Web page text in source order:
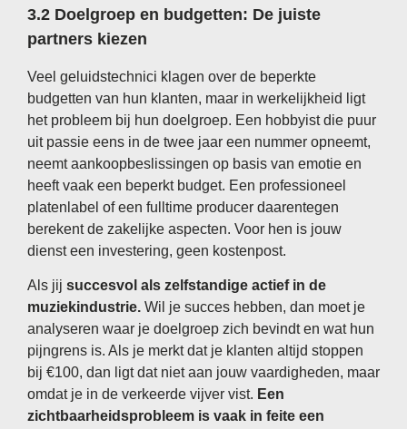
3.2 Doelgroep en budgetten: De juiste
partners kiezen
Veel geluidstechnici klagen over de beperkte
budgetten van hun klanten, maar in werkelijkheid ligt
het probleem bij hun doelgroep. Een hobbyist die puur
uit passie eens in de twee jaar een nummer opneemt,
neemt aankoopbeslissingen op basis van emotie en
heeft vaak een beperkt budget. Een professioneel
platenlabel of een fulltime producer daarentegen
berekent de zakelijke aspecten. Voor hen is jouw
dienst een investering, geen kostenpost.
Als jij succesvol als zelfstandige actief in de
muziekindustrie. Wil je succes hebben, dan moet je
analyseren waar je doelgroep zich bevindt en wat hun
pijngrens is. Als je merkt dat je klanten altijd stoppen
bij €100, dan ligt dat niet aan jouw vaardigheden, maar
omdat je in de verkeerde vijver vist. Een
zichtbaarheidsprobleem is vaak in feite een